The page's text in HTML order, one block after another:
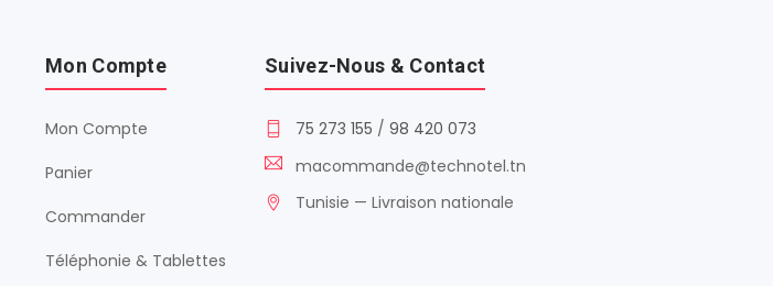
Mon Compte
Mon Compte
Panier
Commander
Téléphonie & Tablettes
Suivez-Nous & Contact
75 273 155 / 98 420 073
macommande@technotel.tn
Tunisie — Livraison nationale